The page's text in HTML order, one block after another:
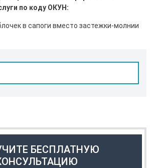
БЕСПЛАТНУЮ
по коду ОКУН:
в сапоги вместо застежки-молнии